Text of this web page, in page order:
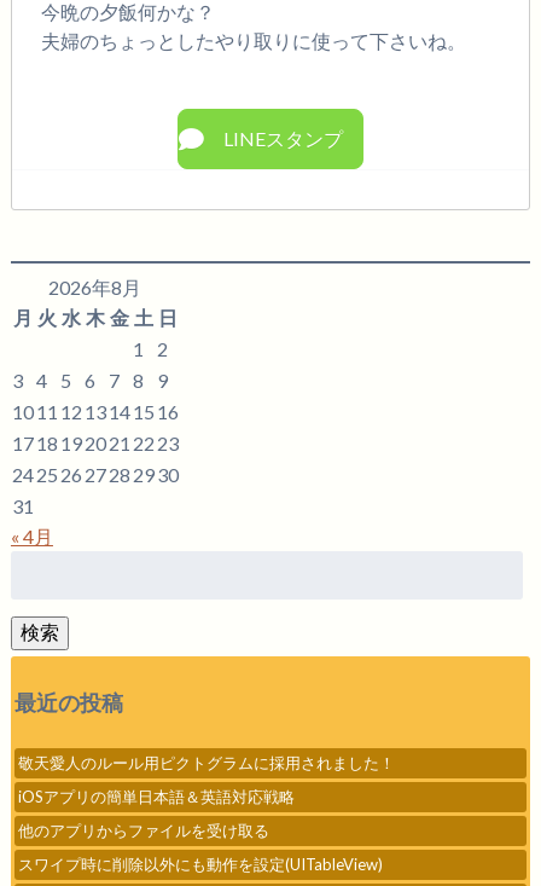
今晩の夕飯何かな？
夫婦のちょっとしたやり取りに使って下さいね。
LINEスタンプ
2026年8月
月 火 水 木 金 土 日
1
2
3 4 5 6 7 8
9
1011 12 131415 16
1718 192021 22 23
2425 26 2728 2930
31
« 4月
検索
最近の投稿
敬天愛人のルール用ピクトグラムに採用されました！
iOSアプリの簡単日本語＆英語対応戦略
他のアプリからファイルを受け取る
スワイプ時に削除以外にも動作を設定(UITableView)